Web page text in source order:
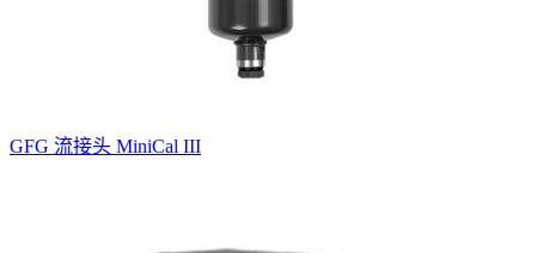
GFG 流接头 MiniCal III